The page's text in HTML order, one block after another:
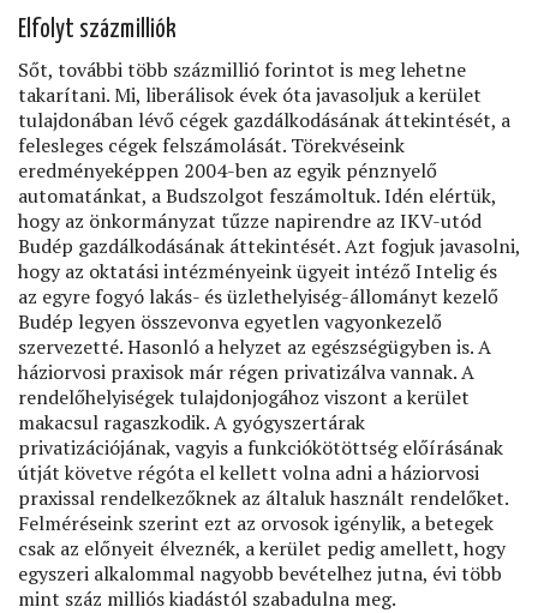
Elfolyt százmilliók
Sőt, további több százmillió forintot is meg lehetne
takarítani. Mi, liberálisok évek óta javasoljuk a kerület
tulajdonában lévő cégek gazdálkodásának áttekintését, a
felesleges cégek felszámolását. Törekvéseink
eredményeképpen 2004-ben az egyik pénznyelő
automatánkat, a Budszolgot feszámoltuk. Idén elértük,
hogy az önkormányzat tűzze napirendre az IKV-utód
Budép gazdálkodásának áttekintését. Azt fogjuk javasolni,
hogy az oktatási intézményeink ügyeit intéző Intelig és
az egyre fogyó lakás- és üzlethelyiség-állományt kezelő
Budép legyen összevonva egyetlen vagyonkezelő
szervezetté. Hasonló a helyzet az egészségügyben is. A
háziorvosi praxisok már régen privatizálva vannak. A
rendelőhelyiségek tulajdonjogához viszont a kerület
makacsul ragaszkodik. A gyógyszertárak
privatizációjának, vagyis a funkciókötöttség előírásának
útját követve régóta el kellett volna adni a háziorvosi
praxissal rendelkezőknek az általuk használt rendelőket.
Felméréseink szerint ezt az orvosok igénylik, a betegek
csak az előnyeit élveznék, a kerület pedig amellett, hogy
egyszeri alkalommal nagyobb bevételhez jutna, évi több
mint száz milliós kiadástól szabadulna meg.